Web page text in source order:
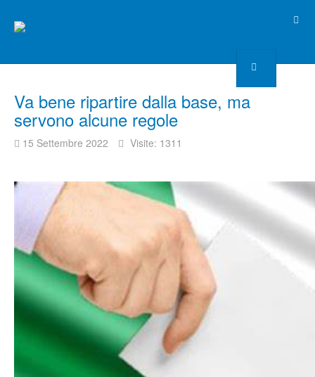
Va bene ripartire dalla base, ma
servono alcune regole
15 Settembre 2022 Visite: 1311